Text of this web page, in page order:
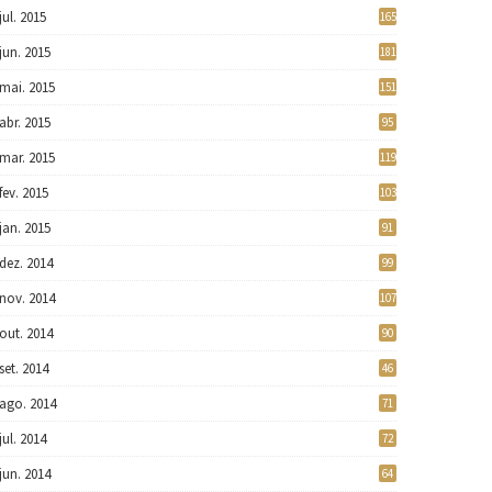
jul. 2015 165
jun. 2015 181
mai. 2015 151
abr. 2015 95
mar. 2015 119
fev. 2015 103
jan. 2015 91
dez. 2014 99
nov. 2014 107
out. 2014 90
set. 2014 46
ago. 2014 71
jul. 2014 72
jun. 2014 64